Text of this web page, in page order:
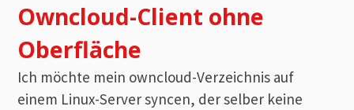
Owncloud-Client ohne
Oberfläche
Ich möchte mein owncloud-Verzeichnis auf
einem Linux-Server syncen, der selber keine